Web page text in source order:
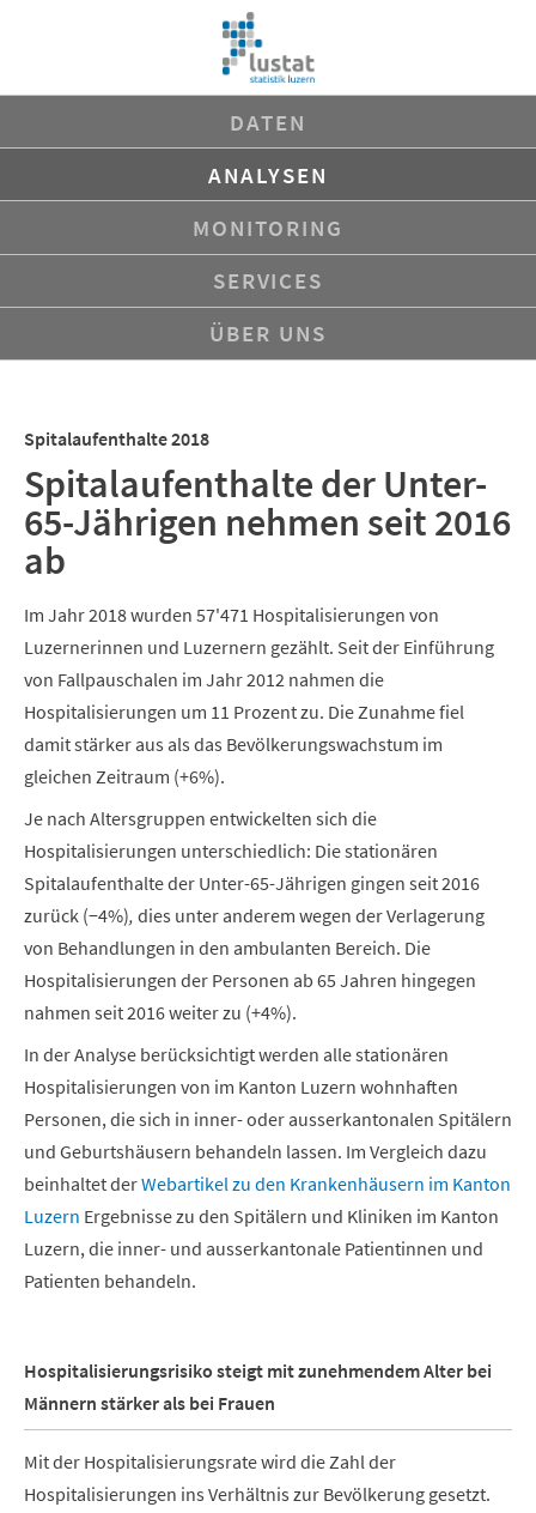
DATEN
ANALYSEN
MONITORING
SERVICES
ÜBER UNS
Spitalaufenthalte 2018
Spitalaufenthalte der Unter-
65-Jährigen nehmen seit 2016
ab
Im Jahr 2018 wurden 57'471 Hospitalisierungen von
Luzernerinnen und Luzernern gezählt. Seit der Einführung
von Fallpauschalen im Jahr 2012 nahmen die
Hospitalisierungen um 11 Prozent zu. Die Zunahme fiel
damit stärker aus als das Bevölkerungswachstum im
gleichen Zeitraum (+6%).
Je nach Altersgruppen entwickelten sich die
Hospitalisierungen unterschiedlich: Die stationären
Spitalaufenthalte der Unter-65-Jährigen gingen seit 2016
zurück (−4%), dies unter anderem wegen der Verlagerung
von Behandlungen in den ambulanten Bereich. Die
Hospitalisierungen der Personen ab 65 Jahren hingegen
nahmen seit 2016 weiter zu (+4%).
In der Analyse berücksichtigt werden alle stationären
Hospitalisierungen von im Kanton Luzern wohnhaften
Personen, die sich in inner- oder ausserkantonalen Spitälern
und Geburtshäusern behandeln lassen. Im Vergleich dazu
beinhaltet derWebartikel zu den Krankenhäusern im Kanton
Luzern Ergebnisse zu den Spitälern und Kliniken im Kanton
Luzern, die inner- und ausserkantonale Patientinnen und
Patienten behandeln.
Hospitalisierungsrisiko steigt mit zunehmendem Alter bei
Männern stärker als bei Frauen
Mit der Hospitalisierungsrate wird die Zahl der
Hospitalisierungen ins Verhältnis zur Bevölkerung gesetzt.